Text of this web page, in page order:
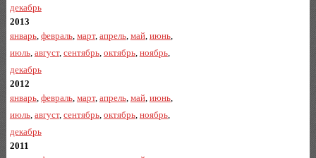
декабрь
2013
январь, февраль, март, апрель, май, июнь,
июль, август, сентябрь, октябрь, ноябрь,
декабрь
2012
январь, февраль, март, апрель, май, июнь,
июль, август, сентябрь, октябрь, ноябрь,
декабрь
2011